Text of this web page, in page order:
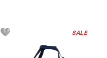
SALE